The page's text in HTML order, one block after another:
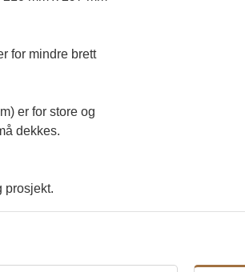
for mindre brett
er for store og
dekkes.
prosjekt.